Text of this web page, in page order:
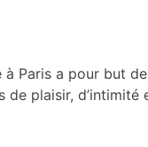
Paris a pour but
plaisir, d’intimité